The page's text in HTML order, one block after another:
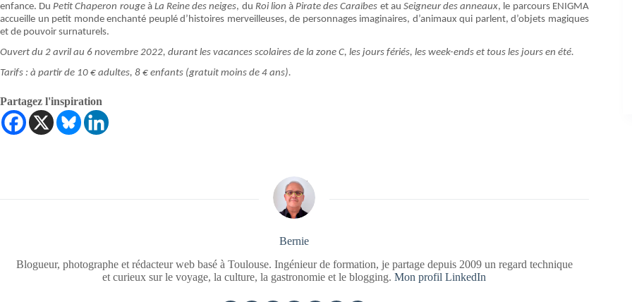
enfance. DuPetit Chaperon rouge à La Reine des neiges, du Roi lionàPirate des Caraïbes et au Seigneur des anneaux, le parcours ENIGMA
accueille un petit monde enchanté peuplé d’histoires merveilleuses, de personnages imaginaires, d’animaux qui parlent, d’objets magiques
et de pouvoir surnaturels.
Ouvert du 2 avril au 6 novembre 2022, durant les vacances scolaires de la zone C, les jours fériés, les week-ends et tous les jours en été.
Tarifs : à partir de 10 € adultes, 8 € enfants (gratuit moins de 4 ans).
Partagez l'inspiration
Bernie
Blogueur, photographe et rédacteur web basé à Toulouse. Ingénieur de formation, je partage depuis 2009 un regard technique
et curieux sur le voyage, la culture, la gastronomie et le blogging.Mon profil LinkedIn